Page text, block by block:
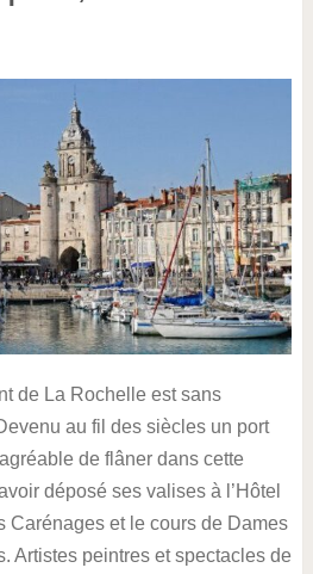
de La Rochelle est sans
au fil des siècles un port
de flâner dans cette
déposé ses valises à l’Hôtel
Carénages et le cours de Dames
Artistes peintres et spectacles de